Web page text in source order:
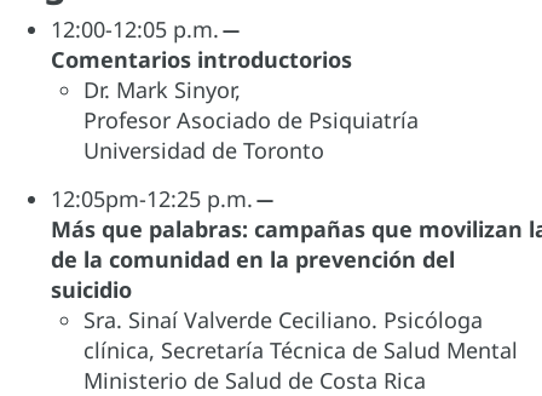
12:00-12:05 p.m.̶
Comentarios introductorios
Dr. Mark Sinyor,
Profesor Asociado de Psiquiatría
Universidad de Toronto
12:05pm-12:25 p.m.̶
Más que palabras: campañas que movilizan
de la comunidad en la prevención del
suicidio
Sra. Sinaí Valverde Ceciliano. Psicóloga
clínica, Secretaría Técnica de Salud Mental
Ministerio de Salud de Costa Rica